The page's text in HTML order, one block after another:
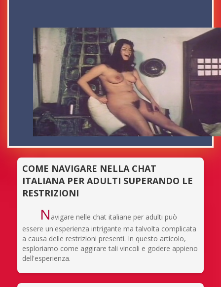
COME NAVIGARE NELLA CHAT
ITALIANA PER ADULTI SUPERANDO LE
RESTRIZIONI
N avigare nelle chat italiane per adulti può
essere un'esperienza intrigante ma talvolta complicata
a causa delle restrizioni presenti. In questo articolo,
esploriamo come aggirare tali vincoli e godere appieno
dell'esperienza.